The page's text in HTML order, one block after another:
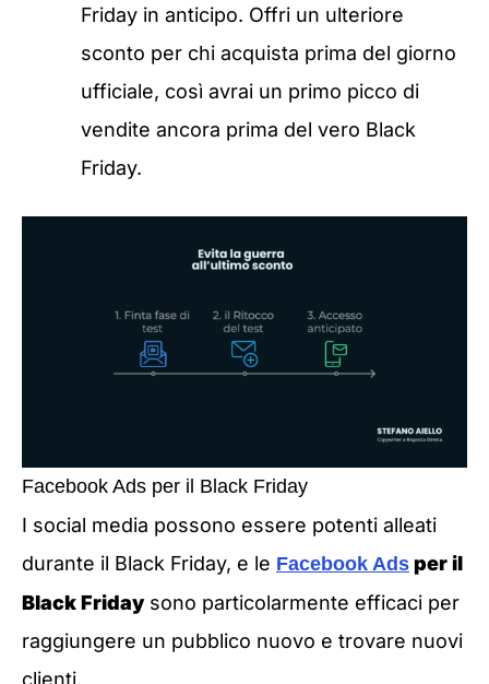
Friday in anticipo. Offri un ulteriore
sconto per chi acquista prima del giorno
ufficiale, così avrai un primo picco di
vendite ancora prima del vero Black
Friday.
Facebook Ads per il Black Friday
I social media possono essere potenti alleati
durante il Black Friday, e le Facebook Ads per il
Black Fridaysono particolarmente efficaci per
raggiungere un pubblico nuovo e trovare nuovi
clienti.